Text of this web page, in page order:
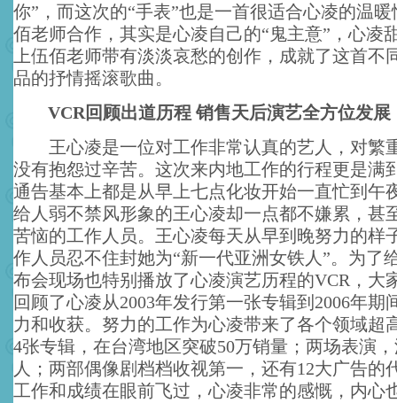
你”，而这次的“手表”也是一首很适合心凌的温
佰老师合作，其实是心凌自己的“鬼主意”，心凌
上伍佰老师带有淡淡哀愁的创作，成就了这首不
品的抒情摇滚歌曲。
VCR回顾出道历程 销售天后演艺全方位发展
王心凌是一位对工作非常认真的艺人，对繁
没有抱怨过辛苦。这次来内地工作的行程更是满
通告基本上都是从早上七点化妆开始一直忙到午
给人弱不禁风形象的王心凌却一点都不嫌累，甚
苦恼的工作人员。王心凌每天从早到晚努力的样
作人员忍不住封她为“新一代亚洲女铁人”。为了
布会现场也特别播放了心凌演艺历程的VCR，大
回顾了心凌从2003年发行第一张专辑到2006年期
力和收获。努力的工作为心凌带来了各个领域超
4张专辑，在台湾地区突破50万销量；两场表演
人；两部偶像剧档档收视第一，还有12大广告的
工作和成绩在眼前飞过，心凌非常的感慨，内心